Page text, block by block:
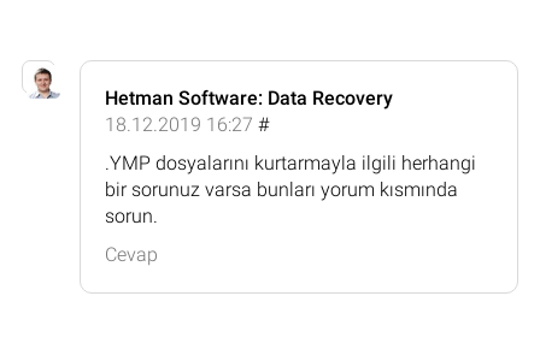
Hetman Software: Data Recovery
18.12.2019 16:27 #
.YMP dosyalarını kurtarmayla ilgili herhangi
bir sorunuz varsa bunları yorum kısmında
sorun.
Cevap